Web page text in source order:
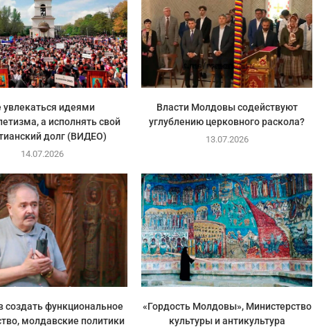
увлекаться идеями
а исполнять свой
долг (ВИДЕО)
14.07.2026
Власти Молдовы содействуют
углублению церковного раскола?
13.07.2026
создать функциональное
молдавские политики
«Гордость Молдовы», Министерство
культуры и антикультура